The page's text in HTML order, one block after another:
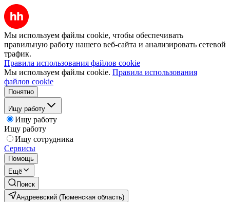
Мы используем файлы cookie, чтобы обеспечивать
правильную работу нашего веб-сайта и анализировать сетевой
трафик.
Правила использования файлов cookie
Мы используем файлы cookie. Правила использования
файлов cookie
Понятно
Ищу работу
Ищу работу
Ищу работу
Ищу сотрудника
Сервисы
Помощь
Ещё
Поиск
Андреевский (Тюменская область)